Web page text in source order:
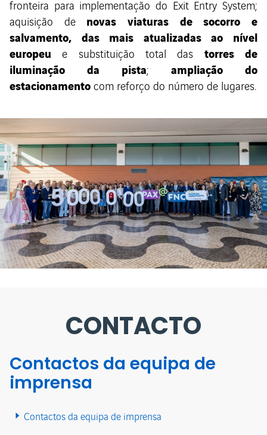
fronteira para implementação do Exit Entry System;
aquisição de novas viaturas de socorro e
salvamento, das mais atualizadas ao nível
europeu e substituição total das torres de
iluminação da pista; ampliação do
estacionamento com reforço do número de lugares.
CONTACTO
Contactos da equipa de
imprensa
Contactos da equipa de imprensa